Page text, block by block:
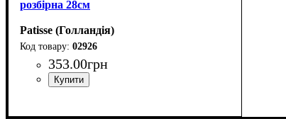
розбірна 28см
Patisse (Голландія)
02926
353.00грн